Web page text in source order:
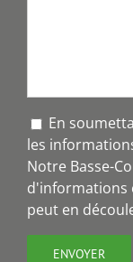
En
les
Notre Basse-
d'informations
peut en